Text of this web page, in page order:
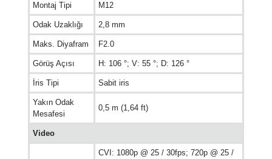
Montaj Tipi M12
Odak Uzaklığı 2,8 mm
Maks. Diyafram F2.0
Görüş Açısı H: 106 °; V: 55 °; D: 126 °
İris Tipi Sabit iris
Yakın Odak
Mesafesi
0,5 m (1,64 ft)
Video
CVI: 1080p @ 25 / 30fps; 720p @ 25 /